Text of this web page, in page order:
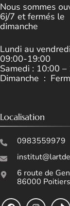
Nous sommes
6j/7 et fermés le
dimanche
Lundi au
09:00-19:00
Samedi : 10:00 –
Dimanche :
Localisation
0983559979
6 route de
86000 Poitiers